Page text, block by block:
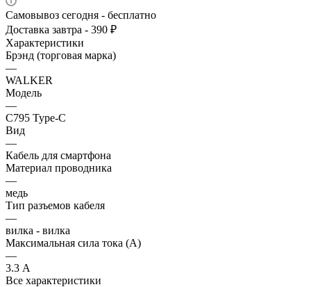
Самовывоз сегодня - бесплатно
Доставка завтра - 390 ₽
Характеристики
Брэнд (торговая марка)
—
WALKER
Модель
—
C795 Type-C
Вид
—
Кабель для смартфона
Материал проводника
—
медь
Тип разъемов кабеля
—
вилка - вилка
Максимальная сила тока (А)
—
3.3 А
Все характеристики